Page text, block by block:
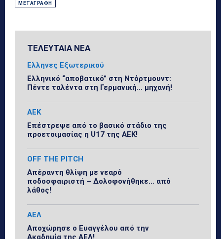
ΜΕΤΑΓΡΑΦΉ
ΤΕΛΕΥΤΑΙΑ ΝΕΑ
Ελληνες Εξωτερικού
Ελληνικό “αποβατικό” στη Ντόρτμουντ:
Πέντε ταλέντα στη Γερμανική… μηχανή!
ΑΕΚ
Επέστρεψε από το βασικό στάδιο της
προετοιμασίας η U17 της ΑΕΚ!
OFF THE PITCH
Απέραντη θλίψη με νεαρό
ποδοσφαιριστή – Δολοφονήθηκε… από
λάθος!
ΑΕΛ
Αποχώρησε ο Ευαγγέλου από την
Ακαδημία της ΑΕΛ!